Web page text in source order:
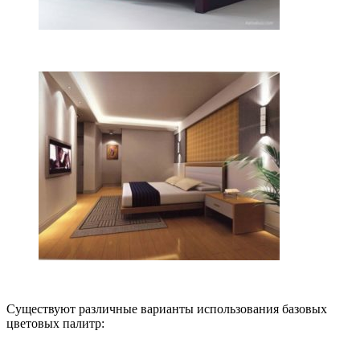
Существуют различные варианты использования базовых
цветовых палитр: